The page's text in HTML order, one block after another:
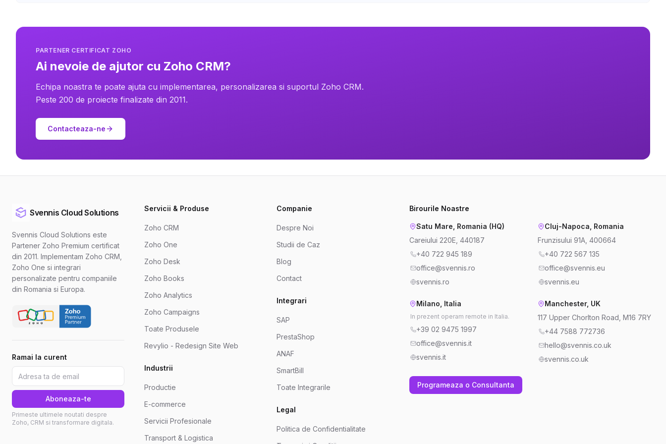
PARTENER CERTIFICAT ZOHO
Ai nevoie de ajutor cu Zoho CRM?
Echipa noastra te poate ajuta cu implementarea, personalizarea si suportul Zoho CRM.
Peste 200 de proiecte finalizate din 2011.
Contacteaza-ne
Svennis Cloud Solutions
Svennis Cloud Solutions este
Partener Zoho Premium certificat
din 2011. Implementam Zoho CRM,
Zoho One si integrari
personalizate pentru companiile
din Romania si Europa.
Ramai la curent
Aboneaza-te
Primeste ultimele noutati despre
Zoho, CRM si transformare digitala.
Servicii & Produse
Zoho CRM
Zoho One
Zoho Desk
Zoho Books
Zoho Analytics
Zoho Campaigns
Toate Produsele
Revylio - Redesign Site Web
Industrii
Productie
E-commerce
Servicii Profesionale
Transport & Logistica
Companie
Despre Noi
Studii de Caz
Blog
Contact
Integrari
SAP
PrestaShop
ANAF
SmartBill
Toate Integrarile
Legal
Politica de Confidentialitate
Birourile Noastre
Satu Mare, Romania (HQ)
Careiului 220E, 440187
+40 722 945 189
office@svennis.ro
svennis.ro
Cluj-Napoca, Romania
Frunzisului 91A, 400664
+40 722 567 135
office@svennis.eu
svennis.eu
Milano, Italia
In prezent operam remote in Italia.
+39 02 9475 1997
office@svennis.it
svennis.it
Manchester, UK
117 Upper Chorlton Road, M16 7RY
+44 7588 772736
hello@svennis.co.uk
svennis.co.uk
Programeaza o Consultanta